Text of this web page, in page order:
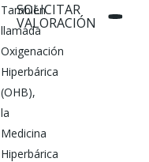
SOLICITAR
VALORACIÓN
También
llamada
Oxigenación
Hiperbárica
(OHB),
la
Medicina
Hiperbárica